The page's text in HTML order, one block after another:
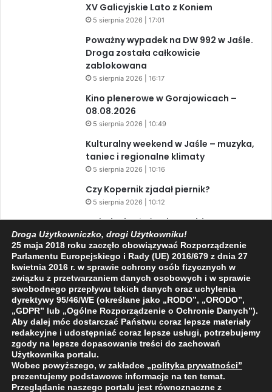
XV Galicyjskie Lato z Koniem
5 sierpnia 2026 | 17:01
Poważny wypadek na DW 992 w Jaśle.
Droga została całkowicie
zablokowana
5 sierpnia 2026 | 16:17
Kino plenerowe w Gorajowicach –
08.08.2026
5 sierpnia 2026 | 10:49
Kulturalny weekend w Jaśle – muzyka,
taniec i regionalne klimaty
5 sierpnia 2026 | 10:16
Czy Kopernik zjadał piernik?
5 sierpnia 2026 | 10:12
Zaćmienie Słońca i Perseidy. Dwa
niesamowite zjawiska astronomiczne
w ciągu jednego dnia!
3 sierpnia 2026 | 15:39
Facebook
X YouTube
2009 - 2026 © Wszelkie prawa zastrzeżone
Droga Użytkowniczko, drogi Użytkowniku!
25 maja 2018 roku zaczęło obowiązywać Rozporządzenie
Parlamentu Europejskiego i Rady (UE) 2016/679 z dnia 27
kwietnia 2016 r. w sprawie ochrony osób fizycznych w
związku z przetwarzaniem danych osobowych i w sprawie
swobodnego przepływu takich danych oraz uchylenia
dyrektywy 95/46/WE (określane jako „RODO”, „ORODO”,
„GDPR” lub „Ogólne Rozporządzenie o Ochronie Danych”).
Aby dalej móc dostarczać Państwu coraz lepsze materiały
redakcyjne i udostępniać coraz lepsze usługi, potrzebujemy
zgody na lepsze dopasowanie treści do zachowań
Użytkownika portalu.
Wobec powyższego, w zakładce „polityka prywatności”
prezentujemy podstawowe informacje na ten temat.
Przeglądanie naszego portalu jest równoznaczne z